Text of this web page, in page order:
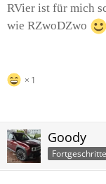
RVier ist für mich
wie RZwoDZwo
1
Goody